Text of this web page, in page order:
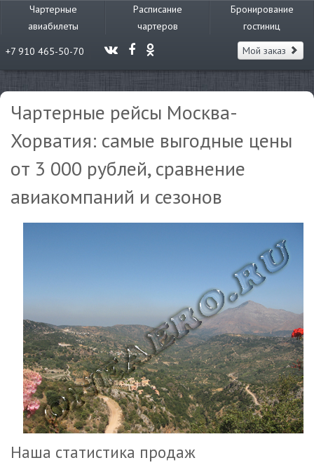
Чартерные
авиабилеты
Расписание
чартеров
Бронирование
гостиниц
+7 910 465-50-70
Мой заказ
Чартерные рейсы Москва-
Хорватия: самые выгодные цены
от 3 000 рублей, сравнение
авиакомпаний и сезонов
Наша статистика продаж